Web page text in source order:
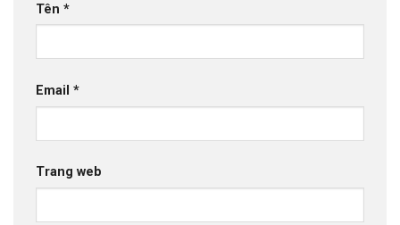
Tên *
Email *
Trang web